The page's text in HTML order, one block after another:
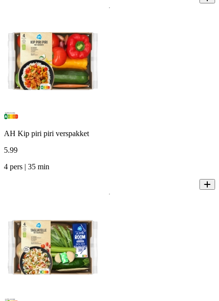
AH Kip piri piri verspakket
5.99
4 pers | 35 min